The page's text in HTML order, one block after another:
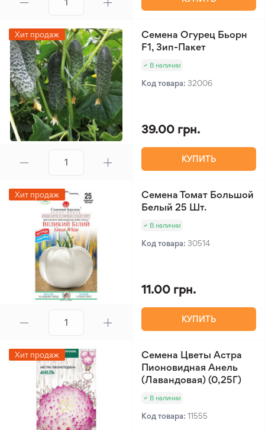
Хит продаж
Семена Огурец Бьорн
F1, Зип-Пакет
В наличии
Код товара: 32006
39.00 грн.
КУПИТЬ
Хит продаж
Семена Томат Большой
Белый 25 Шт.
В наличии
Код товара: 30514
11.00 грн.
КУПИТЬ
Хит продаж
Семена Цветы Астра
Пионовидная Анель
(Лавандовая) (0,25Г)
В наличии
Код товара: 11555